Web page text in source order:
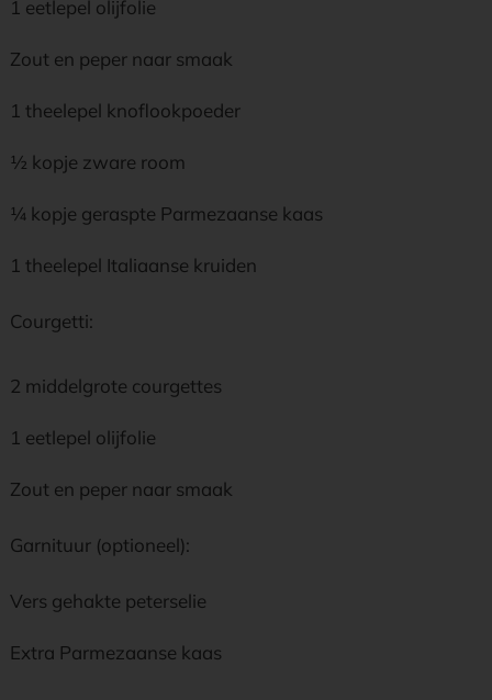
1 eetlepel olijfolie
Zout en peper naar smaak
1 theelepel knoflookpoeder
½ kopje zware room
¼ kopje geraspte Parmezaanse kaas
1 theelepel Italiaanse kruiden
Courgetti:
2 middelgrote courgettes
1 eetlepel olijfolie
Zout en peper naar smaak
Garnituur (optioneel):
Vers gehakte peterselie
Extra Parmezaanse kaas